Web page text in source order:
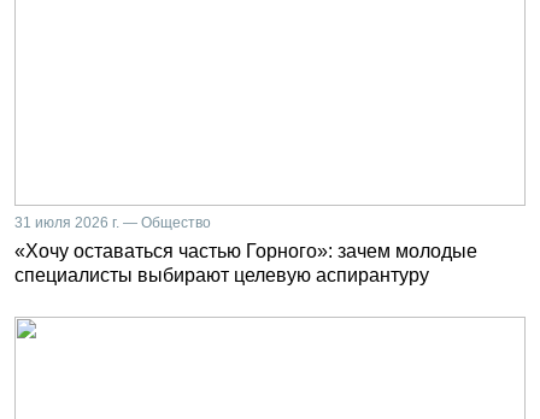
31 июля 2026 г. — Общество
«Хочу оставаться частью Горного»: зачем молодые
специалисты выбирают целевую аспирантуру